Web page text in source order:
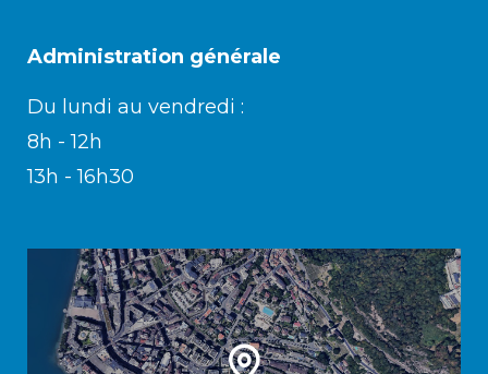
Administration générale
Du lundi au vendredi :
8h - 12h
13h - 16h30